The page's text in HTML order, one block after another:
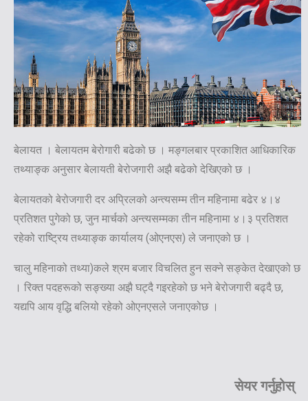
बेलायत । बेलायतम बेरोगारी बढेको छ । मङ्गलबार प्रकाशित आधिकारिक
तथ्याङ्क अनुसार बेलायती बेरोजगारी अझै बढेको देखिएको छ ।
बेलायतको बेरोजगारी दर अप्रिलको अन्त्यसम्म तीन महिनामा बढेर ४।४
प्रतिशत पुगेको छ, जुन मार्चको अन्त्यसम्मका तीन महिनामा ४।३ प्रतिशत
रहेको राष्ट्रिय तथ्याङ्क कार्यालय (ओएनएस) ले जनाएको छ ।
चालु महिनाको तथ्या)कले श्रम बजार विचलित हुन सक्ने सङ्केत देखाएको छ
। रिक्त पदहरूको सङ्ख्या अझै घट्दै गइरहेको छ भने बेरोजगारी बढ्दै छ,
यद्यपि आय वृद्धि बलियो रहेको ओएनएसले जनाएकोछ ।
सेयर गर्नुहोस्